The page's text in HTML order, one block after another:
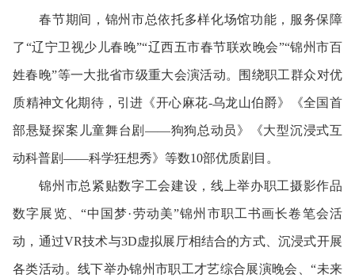
春节期间，锦州市总依托多样化场馆功能，服务保障
了“辽宁卫视少儿春晚”“辽西五市春节联欢晚会”“锦州市百
姓春晚”等一大批省市级重大会演活动。围绕职工群众对优
质精神文化期待，引进《开心麻花-乌龙山伯爵》《全国首
部悬疑探案儿童舞台剧——狗狗总动员》《大型沉浸式互
动科普剧——科学狂想秀》等数10部优质剧目。
锦州市总紧贴数字工会建设，线上举办职工摄影作品
数字展览、“中国梦·劳动美”锦州市职工书画长卷笔会活
动，通过VR技术与3D虚拟展厅相结合的方式、沉浸式开展
各类活动。线下举办锦州市职工才艺综合展演晚会、“未来